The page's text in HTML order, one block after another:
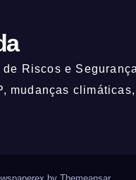
Riscos e
mudanças